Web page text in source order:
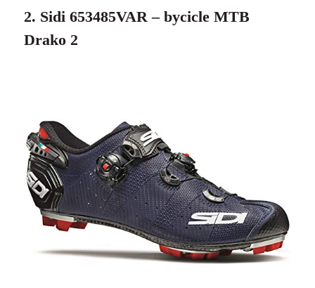
2. Sidi 653485VAR – bycicle MTB
Drako 2